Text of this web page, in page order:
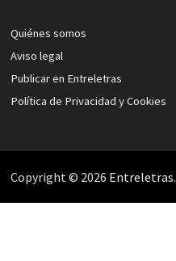
Quiénes somos
Aviso legal
Publicar en Entreletras
Política de Privacidad y Cookies
Copyright © 2026 Entreletras.